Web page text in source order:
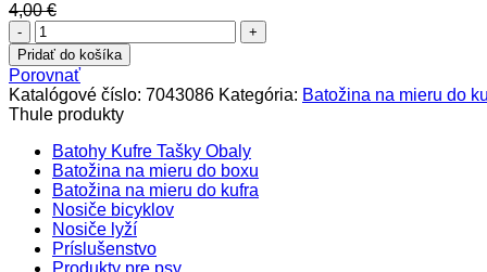
4,00€
množstvo
VW
TAYRON
2024+
7043086
Pridať do košíka
Porovnať
Katalógové číslo: 7043086 Kategória: Batožina na mieru do
Thule produkty
Batohy Kufre Tašky Obaly
Batožina na mieru do boxu
Batožina na mieru do kufra
Nosiče bicyklov
Nosiče lyží
Príslušenstvo